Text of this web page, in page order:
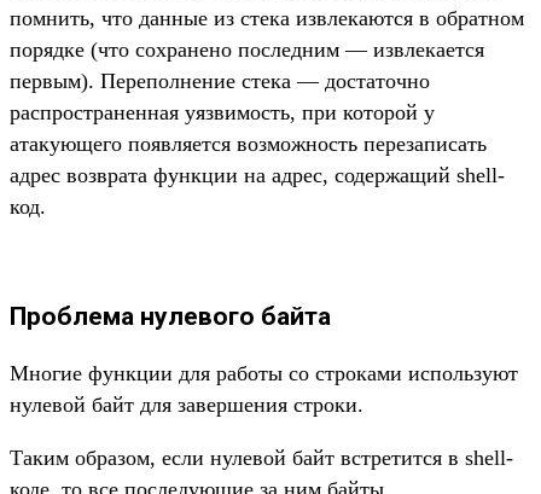
помнить, что данные из стека извлекаются в обратном
порядке (что сохранено последним — извлекается
первым). Переполнение стека — достаточно
распространенная уязвимость, при которой у
атакующего появляется возможность перезаписать
адрес возврата функции на адрес, содержащий shell-
код.
Проблема нулевого байта
Многие функции для работы со строками используют
нулевой байт для завершения строки.
Таким образом, если нулевой байт встретится в shell-
коде, то все последующие за ним байты